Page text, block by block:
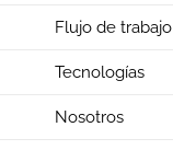
Flujo de trabajo
Tecnologías
Nosotros